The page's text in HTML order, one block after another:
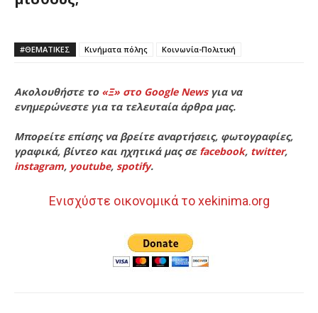
#ΘΕΜΑΤΙΚΈΣ Κινήματα πόλης Κοινωνία-Πολιτική
Ακολουθήστε το «Ξ» στο Google Newsγια να
ενημερώνεστε για τα τελευταία άρθρα μας.
Μπορείτε επίσης να βρείτε αναρτήσεις, φωτογραφίες,
γραφικά, βίντεο και ηχητικά μας σε facebook, twitter,
instagram, youtube, spotify.
Ενισχύστε οικονομικά το xekinima.org